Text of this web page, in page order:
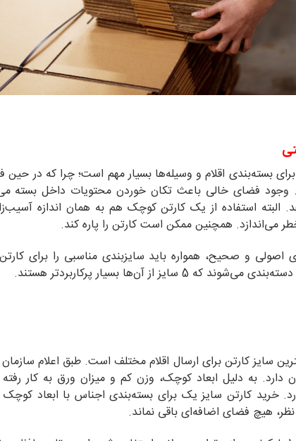
برای بسته‌بندی اقلام و وسیله‌ها بسیار مهم است؛ چرا که در
وجود فضای خالی باعث تکان خوردن محتویات داخل
البته استفاده از یک کارتن کوچک هم به همان اندازه
می‌اندازد. همچنین ممکن است کارتن را پاره کند.
اصولی و صحیح، همواره باید سایز‌بندی مناسبی را برای
است و تنها 46 گرم وزن دارد. به دلیل ابعاد کوچک، وزن کم و میزان ورق
خرید کارتن سایز یک برای بسته‌بندی اجناس با ابعاد کوچک
هیچ فضای اضافه‌ای باقی نماند.